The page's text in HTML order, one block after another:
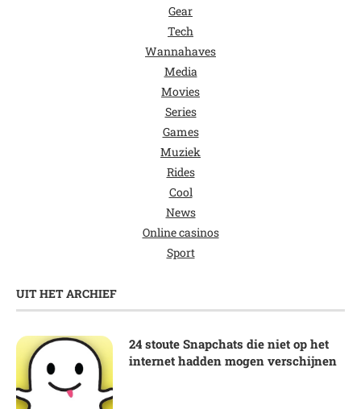
Gear
Tech
Wannahaves
Media
Movies
Series
Games
Muziek
Rides
Cool
News
Online casinos
Sport
UIT HET ARCHIEF
24 stoute Snapchats die niet op het
internet hadden mogen verschijnen